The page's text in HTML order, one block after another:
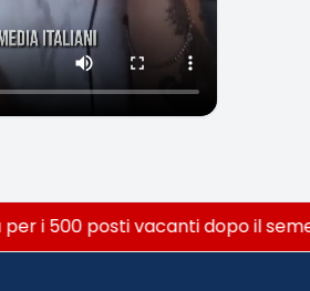
i 500 posti vacanti dopo il